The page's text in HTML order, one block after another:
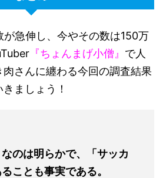
急伸し、今やその数は150万
『ちょんまげ小僧』 で人
さんに纏わる今回の調査結果
ましょう！
なのは明らかで、「サッカ
ことも事実である。